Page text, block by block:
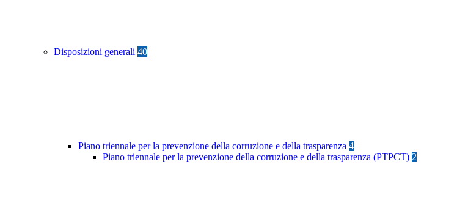
Disposizioni generali 40
Piano triennale per la prevenzione della corruzione e della trasparenza 4
Piano triennale per la prevenzione della corruzione e della trasparenza (PTPCT) 2